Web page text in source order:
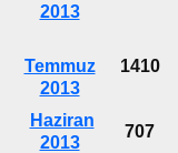
2013
Temmuz
2013
1410
Haziran
2013
707